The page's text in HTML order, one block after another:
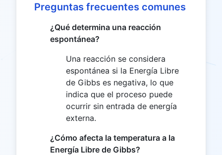
Preguntas frecuentes comunes
¿Qué determina una reacción
espontánea?
Una reacción se considera
espontánea si la Energía Libre
de Gibbs es negativa, lo que
indica que el proceso puede
ocurrir sin entrada de energía
externa.
¿Cómo afecta la temperatura a la
Energía Libre de Gibbs?